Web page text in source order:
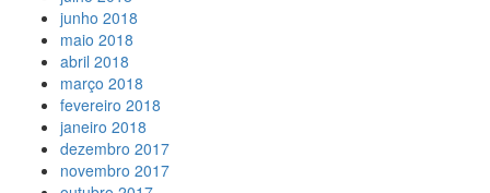
junho 2018
maio 2018
abril 2018
março 2018
fevereiro 2018
janeiro 2018
dezembro 2017
novembro 2017